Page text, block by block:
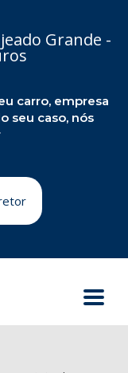
Grande -
carro, empresa
seu caso, nós